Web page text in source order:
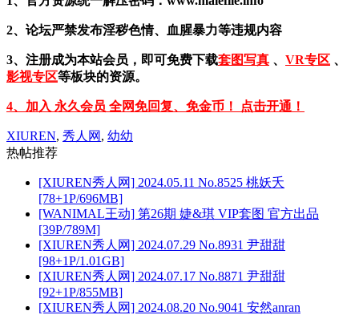
2、论坛严禁发布淫秽色情、血腥暴力等违规内容
3、注册成为本站会员，即可免费下载套图写真 、 VR专区 、
影视专区等板块的资源。
4、加入 永久会员 全网免回复、免金币！ 点击开通！
XIUREN, 秀人网 , 幼幼
热帖推荐
[XIUREN秀人网] 2024.05.11 No.8525 桃妖夭
[78+1P/696MB]
[WANIMAL王动] 第26期 婕&琪 VIP套图 官方出品
[39P/789M]
[XIUREN秀人网] 2024.07.29 No.8931 尹甜甜
[98+1P/1.01GB]
[XIUREN秀人网] 2024.07.17 No.8871 尹甜甜
[92+1P/855MB]
[XIUREN秀人网] 2024.08.20 No.9041 安然anran